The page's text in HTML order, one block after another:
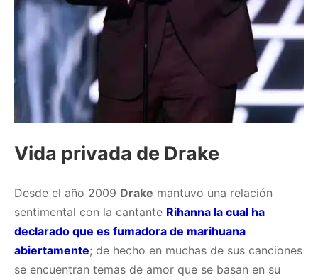
Vida privada de Drake
Desde el año 2009 Drake mantuvo una relación
sentimental con la cantante Rihanna la cual ha
declarado que es fumadora de marihuana
abiertamente; de hecho en muchas de sus canciones
se encuentran temas de amor que se basan en su